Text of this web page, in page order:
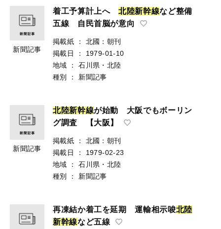
新聞記事
着工予算計上へ北陸新幹線など整備
五線 自民首脳が意向
掲載紙 ：
北國：朝刊
掲載日
：
1979-01-10
地域
：
石川県・北陸
種別
： 新聞記事
新聞記事
北陸新幹線が始動 大阪でもボーリン
グ調査 【大阪】
掲載紙 ：
北國：朝刊
掲載日
：
1979-02-23
地域
：
石川県・北陸
種別
： 新聞記事
再凍結か着工を延期 運輸相示唆北陸
新幹線など五線